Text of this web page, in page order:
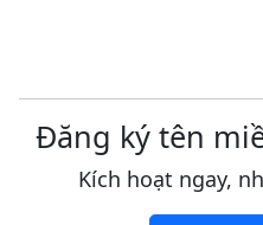
Đăng ký tên
Kích hoạt ngay,